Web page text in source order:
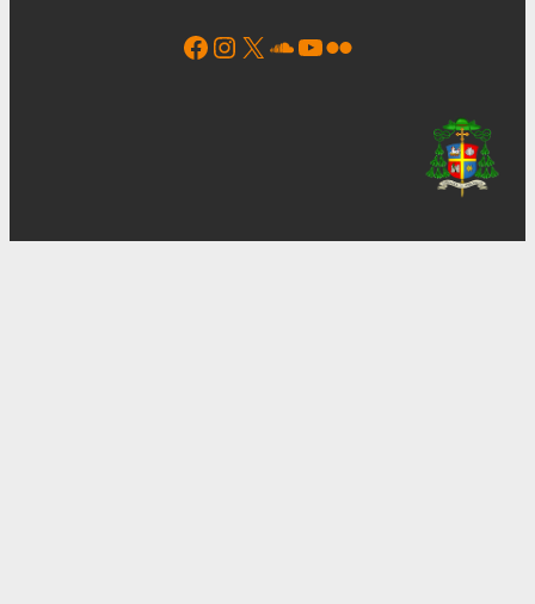
Facebook Instagram X Soundcloud YouTube Flickr